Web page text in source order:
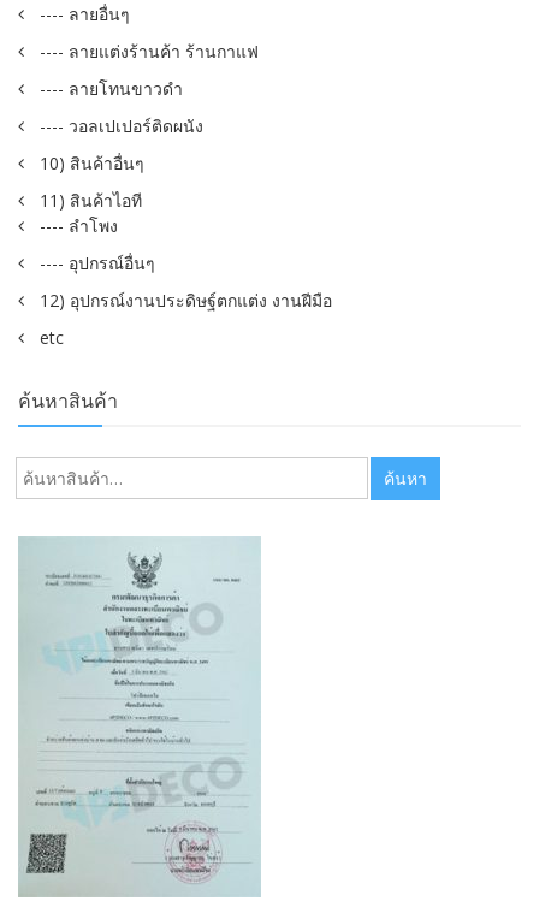
---- ลายอื่นๆ
---- ลายแต่งร้านค้า ร้านกาแฟ
---- ลายโทนขาวดำ
---- วอลเปเปอร์ติดผนัง
10) สินค้าอื่นๆ
11) สินค้าไอที
---- ลำโพง
---- อุปกรณ์อื่นๆ
12) อุปกรณ์งานประดิษฐ์ตกแต่ง งานฝีมือ
etc
ค้นหาสินค้า
ค้นหา: ค้นหา